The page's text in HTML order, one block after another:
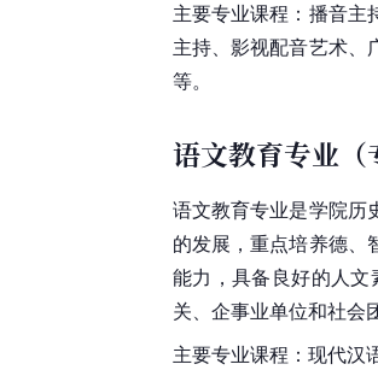
主要专业课程：播音主
主持、影视配音艺术、
等。
语文教育专业（
语文教育专业是学院历
的发展，重点培养德、
能力，具备良好的人
关、企事业单位和社会
主要专业课程：现代汉